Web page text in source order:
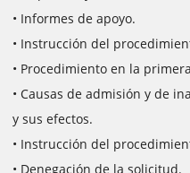
• Informes de apoyo.
• Instrucción del
• Procedimiento en la
• Causas de admisión y de
y sus efectos.
• Instrucción del
• Denegación de la solicitud.